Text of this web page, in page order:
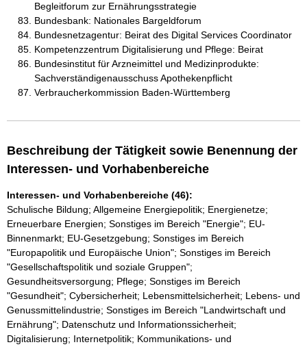
Begleitforum zur Ernährungsstrategie
Bundesbank: Nationales Bargeldforum
Bundesnetzagentur: Beirat des Digital Services Coordinator
Kompetenzzentrum Digitalisierung und Pflege: Beirat
Bundesinstitut für Arzneimittel und Medizinprodukte:
Sachverständigenausschuss Apothekenpflicht
Verbraucherkommission Baden-Württemberg
Beschreibung der Tätigkeit sowie Benennung der
Interessen- und Vorhabenbereiche
Interessen- und Vorhabenbereiche (46):
Schulische Bildung; Allgemeine Energiepolitik; Energienetze;
Erneuerbare Energien; Sonstiges im Bereich "Energie"; EU-
Binnenmarkt; EU-Gesetzgebung; Sonstiges im Bereich
"Europapolitik und Europäische Union"; Sonstiges im Bereich
"Gesellschaftspolitik und soziale Gruppen";
Gesundheitsversorgung; Pflege; Sonstiges im Bereich
"Gesundheit"; Cybersicherheit; Lebensmittelsicherheit; Lebens- und
Genussmittelindustrie; Sonstiges im Bereich "Landwirtschaft und
Ernährung"; Datenschutz und Informationssicherheit;
Digitalisierung; Internetpolitik; Kommunikations- und